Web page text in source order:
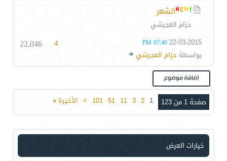
الشعر
حزام العجرشي
22-03-2015
07:40 PM
بواسطة حزام العجرشي
4
22,046
صفحة 1 من 123 1
2
3
11
51
101
> الأخيرة»
خيارات العرض